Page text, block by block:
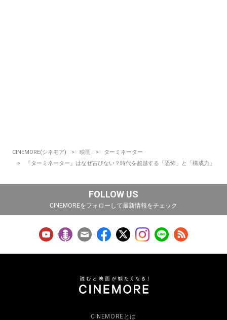
CINEMORE(シネモア) 映画
ターミネーター
『ターミネーター』はなぜ古びない？時代を超越する「恐怖」と「構成力」
FOLLOW US
CINEMOREをフォローして最新情報をチェック
CINEMOREとは